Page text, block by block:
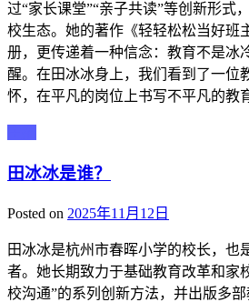
过“家长课堂”“亲子共读”等创新形式
校生态。她的著作《轻轻松松当好班
册，更传递着一种信念：教育不是冰
醒。在田冰冰身上，我们看到了一位
怀，在平凡的岗位上书写不平凡的教
田冰冰是谁？
Posted on 2025年11月12日
田冰冰是杭州市春晖小学的校长，也
者。她长期致力于基础教育改革和家
校沟通”的系列创新方法，并出版多